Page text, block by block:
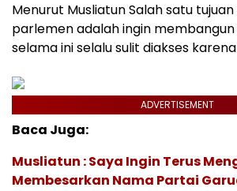
Menurut Musliatun Salah satu
parlemen adalah ingin
selama ini selalu sulit diakses
ADVERTISEMENT
Baca Juga:
Musliatun : Saya Ingin Terus
Membesarkan Nama Partai